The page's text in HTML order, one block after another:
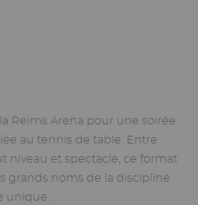
Reims Arena pour une soirée
au tennis de table. Entre
niveau et spectacle, ce format
grands noms de la discipline
unique.